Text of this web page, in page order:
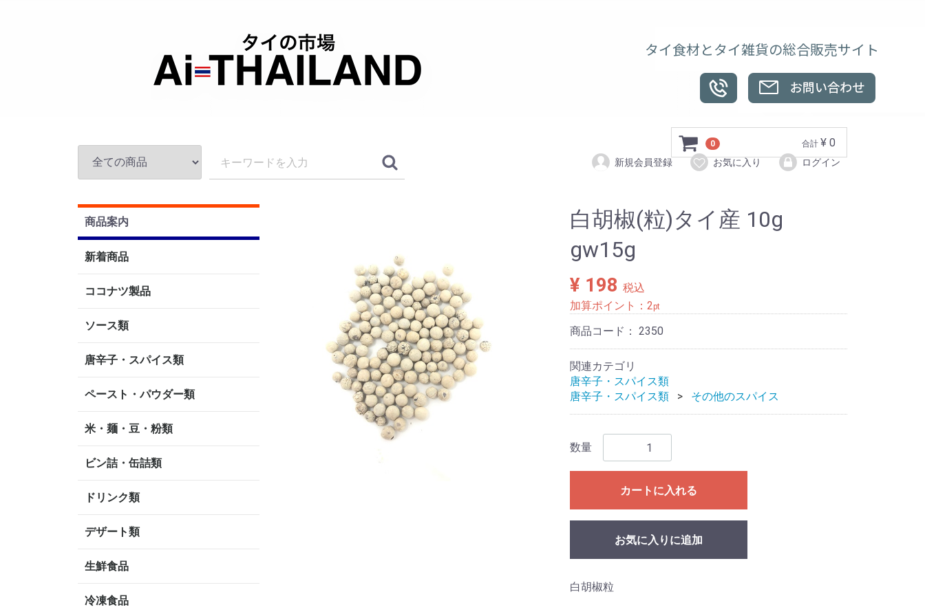
タイ食材とタイ雑貨の総合販売サイト
0 合計 ¥ 0
新規会員登録 お気に入り ログイン
商品案内
新着商品
ココナツ製品
ソース類
唐辛子・スパイス類
ペースト・パウダー類
米・麺・豆・粉類
ビン詰・缶詰類
ドリンク類
デザート類
生鮮食品
冷凍食品
白胡椒(粒)タイ産 10g
gw15g
¥ 198 税込
加算ポイント： 2pt
商品コード： 2350
関連カテゴリ
唐辛子・スパイス類
唐辛子・スパイス類
その他のスパイス
数量
カートに入れる
お気に入りに追加
白胡椒粒